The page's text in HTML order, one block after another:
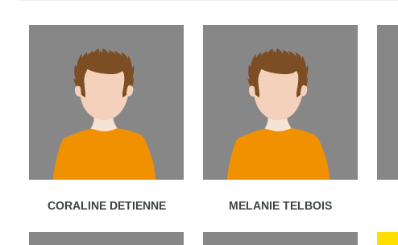
CORALINE DETIENNE MELANIE TELBOIS